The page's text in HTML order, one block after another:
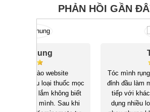
PHẢN HỒI GẦN
Tóc mình rụng nhiều làm lộ cả da
đỉnh đầu làm mình thiếu tự tin khi
tiếp với khách hàng. Mặc dù đã
dụng nhiều loại thuốc mọc tóc